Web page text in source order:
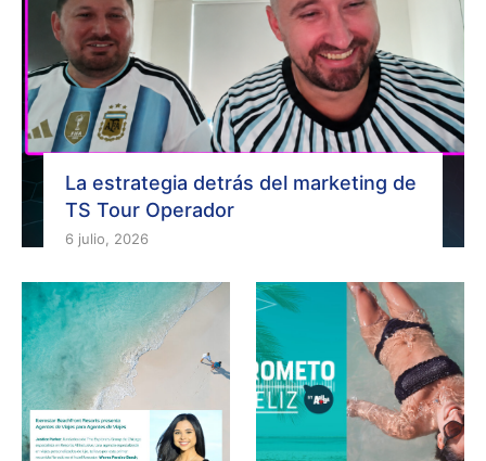
La estrategia detrás del marketing de
TS Tour Operador
6 julio, 2026